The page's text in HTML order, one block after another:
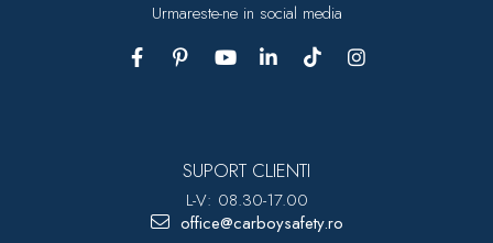
Urmareste-ne in social media
SUPORT CLIENTI
L-V: 08.30-17.00
office@carboysafety.ro